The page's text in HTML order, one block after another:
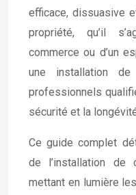
efficace, dissuasive
propriété, qu’il
commerce ou d’un
une installation
professionnels
sécurité et la
Ce guide complet
de l’installation de
mettant en lumière